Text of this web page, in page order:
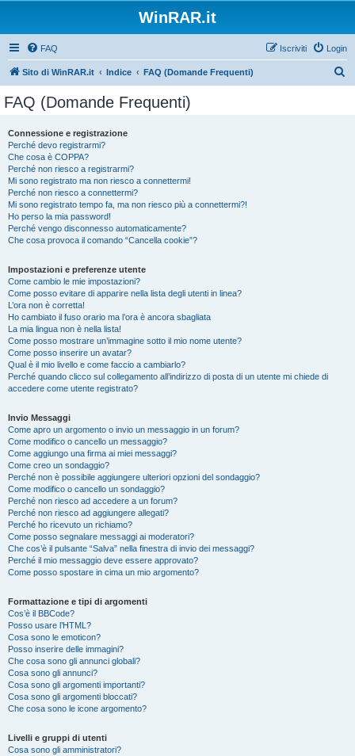
WinRAR.it
FAQ Login
Iscriviti
Sito di WinRAR.it Indice FAQ (Domande Frequenti)
FAQ (Domande Frequenti)
Connessione e registrazione
Perché devo registrarmi?
Che cosa è COPPA?
Perché non riesco a registrarmi?
Mi sono registrato ma non riesco a connettermi!
Perché non riesco a connettermi?
Mi sono registrato tempo fa, ma non riesco più a connettermi?!
Ho perso la mia password!
Perché vengo disconnesso automaticamente?
Che cosa provoca il comando “Cancella cookie”?
Impostazioni e preferenze utente
Come cambio le mie impostazioni?
Come posso evitare di apparire nella lista degli utenti in linea?
L’ora non è corretta!
Ho cambiato il fuso orario ma l’ora è ancora sbagliata
La mia lingua non è nella lista!
Come posso mostrare un’immagine sotto il mio nome utente?
Come posso inserire un avatar?
Qual è il mio livello e come faccio a cambiarlo?
Perché quando clicco sul collegamento all’indirizzo di posta di un utente mi chiede di
accedere come utente registrato?
Invio Messaggi
Come apro un argomento o invio un messaggio in un forum?
Come modifico o cancello un messaggio?
Come aggiungo una firma ai miei messaggi?
Come creo un sondaggio?
Perché non è possibile aggiungere ulteriori opzioni del sondaggio?
Come modifico o cancello un sondaggio?
Perché non riesco ad accedere a un forum?
Perché non riesco ad aggiungere allegati?
Perché ho ricevuto un richiamo?
Come posso segnalare messaggi ai moderatori?
Che cos’è il pulsante “Salva” nella finestra di invio dei messaggi?
Perché il mio messaggio deve essere approvato?
Come posso spostare in cima un mio argomento?
Formattazione e tipi di argomenti
Cos’è il BBCode?
Posso usare l’HTML?
Cosa sono le emoticon?
Posso inserire delle immagini?
Che cosa sono gli annunci globali?
Cosa sono gli annunci?
Cosa sono gli argomenti importanti?
Cosa sono gli argomenti bloccati?
Che cosa sono le icone argomento?
Livelli e gruppi di utenti
Cosa sono gli amministratori?